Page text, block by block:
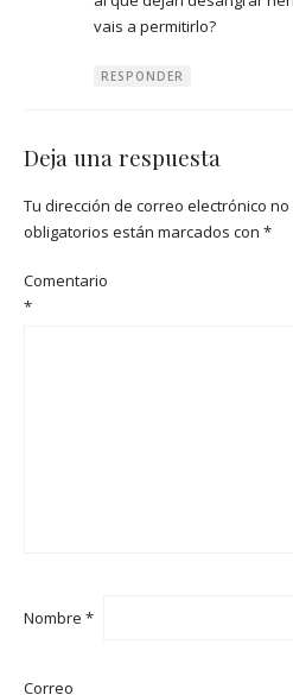
vais a permitirlo?
RESPONDER
Deja una respuesta
Tu dirección de correo electrónico
obligatorios están marcados con *
Comentario
*
Nombre *
Correo